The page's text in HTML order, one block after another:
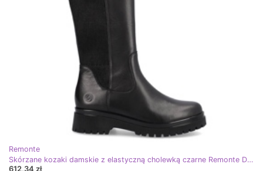
Remonte
Skórzane kozaki damskie z elastyczną cholewką czarne Remonte D1B71-01
612,34 zł